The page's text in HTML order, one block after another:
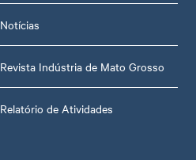
Notícias
Revista Indústria de Mato Grosso
Relatório de Atividades